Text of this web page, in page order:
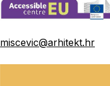
miscevic@arhitekt.hr